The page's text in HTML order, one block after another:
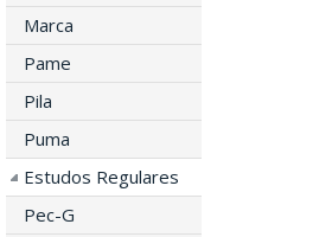
Marca
Pame
Pila
Puma
Estudos Regulares
Pec-G